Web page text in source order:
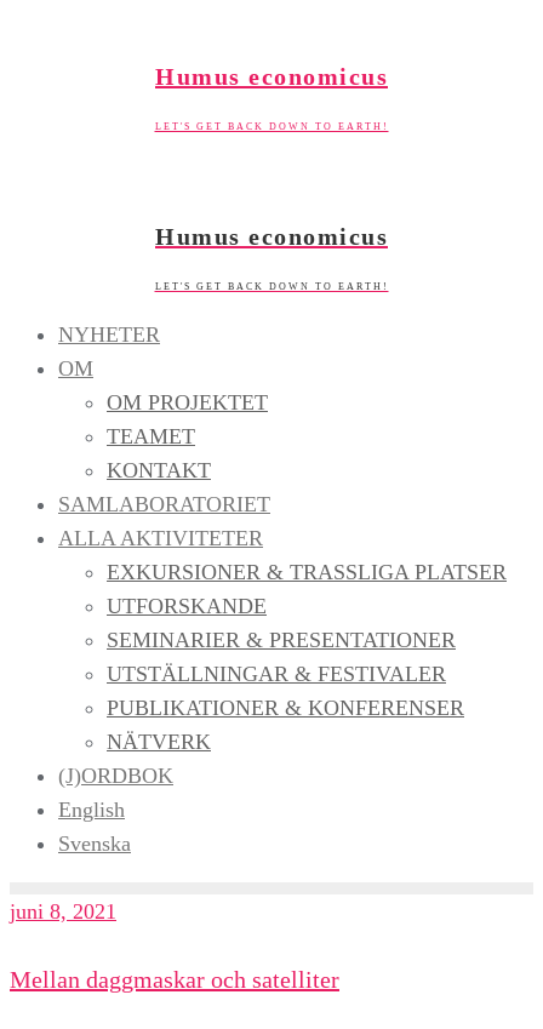
Humus economicus
LET'S GET BACK DOWN TO EARTH!
Humus economicus
LET'S GET BACK DOWN TO EARTH!
NYHETER
OM
OM PROJEKTET
TEAMET
KONTAKT
SAMLABORATORIET
ALLA AKTIVITETER
EXKURSIONER & TRASSLIGA PLATSER
UTFORSKANDE
SEMINARIER & PRESENTATIONER
UTSTÄLLNINGAR & FESTIVALER
PUBLIKATIONER & KONFERENSER
NÄTVERK
(J)ORDBOK
English
Svenska
juni 8, 2021
Mellan daggmaskar och satelliter